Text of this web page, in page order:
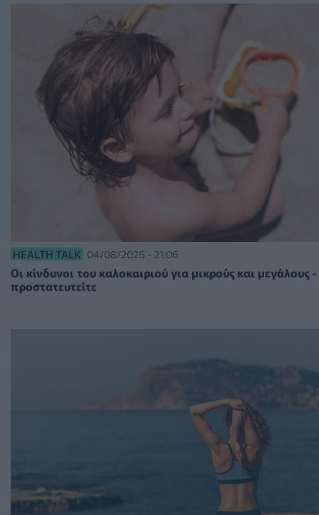
HEALTH TALK 04/08/2026 - 21:06
Οι κίνδυνοι του καλοκαιριού για μικρούς και μεγάλους
προστατευτείτε